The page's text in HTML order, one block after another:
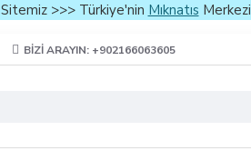
>>> Türkiye'nin Mıknatıs Merkezi
BIZI ARAYIN: +902166063605